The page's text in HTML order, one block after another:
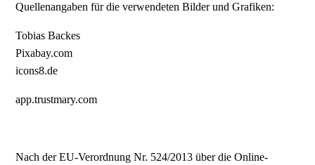
Quellenangaben für die verwendeten Bilder und Grafiken:
Tobias Backes
Pixabay.com
icons8.de
app.trustmary.com
Nach der EU-Verordnung Nr. 524/2013 über die Online-